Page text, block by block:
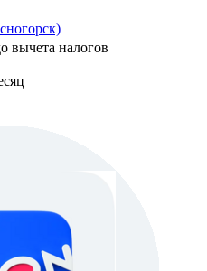
вычета налогов